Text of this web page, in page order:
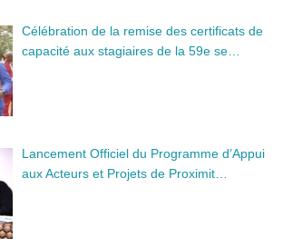
Célébration de la remise des certificats de
capacité aux stagiaires de la 59e se…
Lancement Officiel du Programme d’Appui
aux Acteurs et Projets de Proximit…